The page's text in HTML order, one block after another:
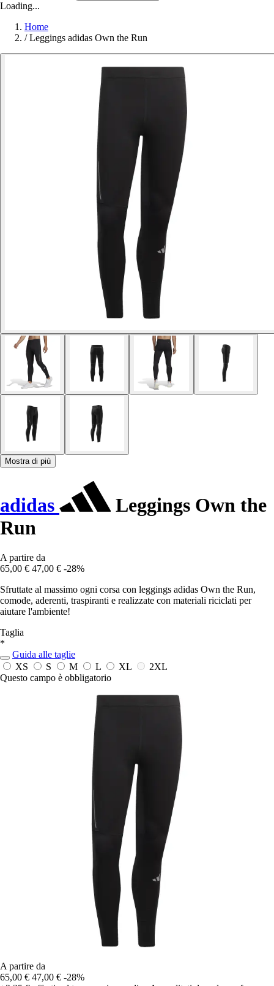
Loading...
Home
/ Leggings adidas Own the Run
Mostra di più
adidas
Leggings Own the
Run
A partire da
65,00 € 47,00 € -28%
Sfruttate al massimo ogni corsa con leggings adidas Own the Run,
comode, aderenti, traspiranti e realizzate con materiali riciclati per
aiutare l'ambiente!
Taglia
*
Guida alle taglie
XS
S M L XL
2XL
Questo campo è obbligatorio
A partire da
65,00 € 47,00 € -28%